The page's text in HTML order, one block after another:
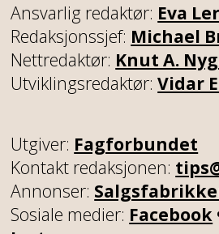
Ansvarlig redaktør: Eva
Redaksjonssjef: Michael
Nettredaktør: Knut A.
Utviklingsredaktør:Vidar
Utgiver: Fagforbundet
Kontakt redaksjonen:
Annonser:
Sosiale medier: Facebook